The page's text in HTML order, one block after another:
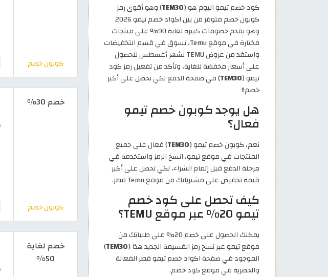
كوبون خصم
خصم 30%
كوبون خصم
خصم لغاية
50%
كود خصم تيمو اليوم هو (TEM30) وهو أقوى رمز
كوبون خصم متوفر من بين اكواد خصم تيمو 2026
وهو يقدم خصومات كبيرة لغاية 90% على منتجات
مختارة في موقع Temu، تسوق في قسم التخفيضات
واستفد من عروض TEMU لشهر أغسطس للحصول
على أسعار مخفضة للغاية، وتأكد من تفعيل رمز كود
تيمو (TEM30) في صفحة الدفع لكي تحصل على أكبر
خصم!!
هل يوجد كوبون خصم تيمو
فعال؟
نعم، كوبون خصم تيمو (TEM30) فعال على جميع
المنتجات في موقع تيمو، انسخ الرمز واستخدمه في
مرحلة الدفع قبل إتمام الشراء، لكي تحصل على أكبر
قيمة تخفيض على مشترياتك من موقع Temu قطر.
كيف تحصل على كود خصم
تيمو 20% عبر موقع TEMU؟
يمكنك الحصول على خصم 20% على طلباتك من
موقع تيمو عبر نسخ رمز القسيمة الجديد هذا (TEM30
)
الموجود في صفحة اكواد خصم تيمو قطر الفعالة
والحصرية في موقع كود خصم.